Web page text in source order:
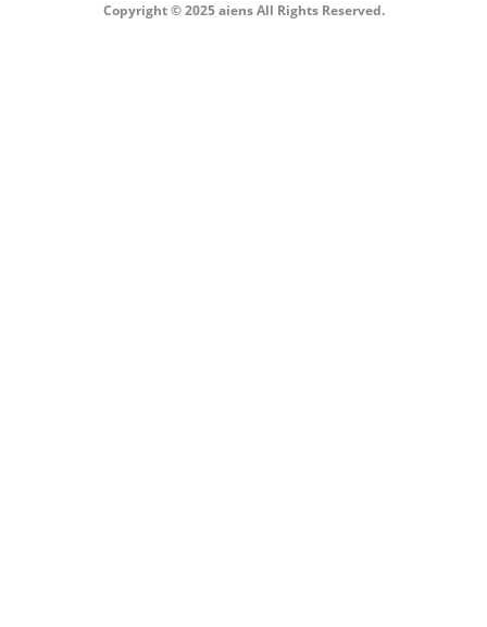
Copyright © 2025 aiens All Rights Reserved.